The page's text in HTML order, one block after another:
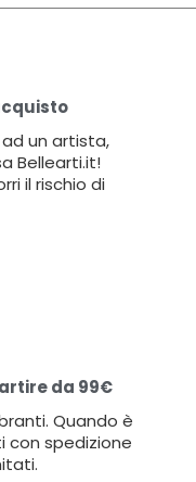
un artista,
Bellearti.it!
il rischio di
da 99€
Quando è
con spedizione